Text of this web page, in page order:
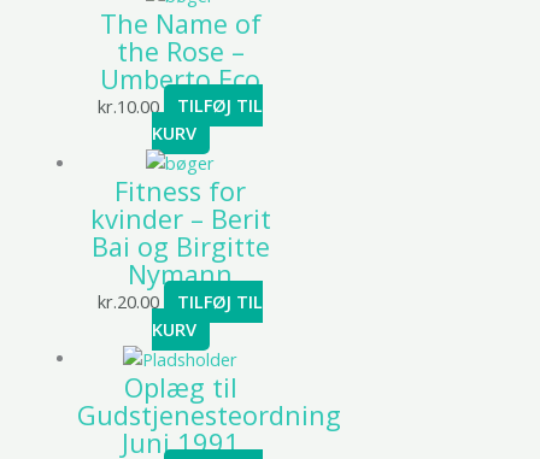
The Name of
the Rose –
Umberto Eco
kr.10.00
TILFØJ TIL
KURV
Fitness for
kvinder – Berit
Bai og Birgitte
Nymann
kr.20.00
TILFØJ TIL
KURV
Oplæg til
Gudstjenesteordning
Juni 1991